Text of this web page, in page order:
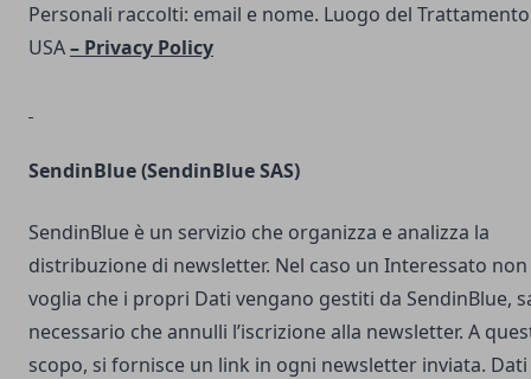
Personali raccolti: email e nome. Luogo del
USA– Privacy Policy
SendinBlue(SendinBlue SAS)
SendinBlue è un servizio che organizza e analizza la
distribuzione di newsletter. Nel caso un Interessato non
voglia che i propri Dati vengano gestiti da SendinBlue,
necessario che annulli l’iscrizione alla newsletter. A
scopo, si fornisce un link in ogni newsletter inviata. Dati